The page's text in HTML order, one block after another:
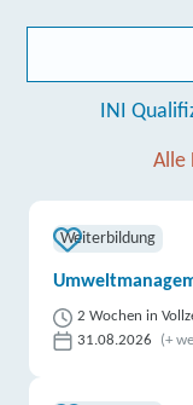
INI
Alle
Weiterbildung
2 Wochen in
31.08.2026
(+